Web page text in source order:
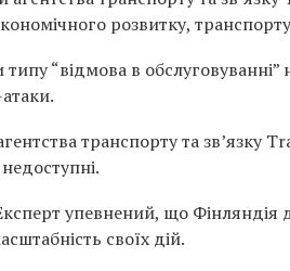
розвитку,
“відмова в
транспорту та зв’язку
упевнений, що Фінляндія
своїх дій.